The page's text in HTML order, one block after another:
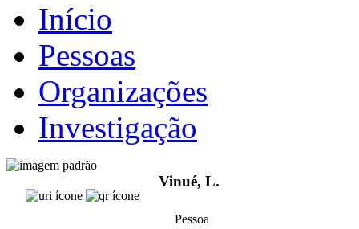
Início
Pessoas
Organizações
Investigação
Vinué, L.
Pessoa